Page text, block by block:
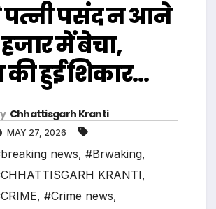
पत्नी पसंद न आने
में बेचा,
हुई शिकार…
Chhattisgarh Kranti
MAY 27, 2026
news, #Brwaking,
KRANTI,
, #Crime news,